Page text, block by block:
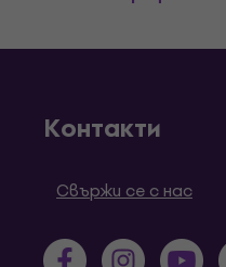
Контакти
Свържи се с нас